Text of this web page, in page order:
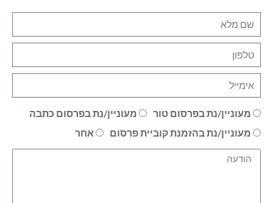
מעוניין/נת בפרסום טור
מעוניין/נת בפרסום כתבה
מעוניין/נת בהזמנת קוביית פרסום
אחר